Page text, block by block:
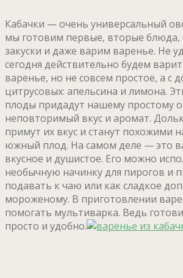
Кабачки — очень универсальный
мы готовим первые, вторые
закуски и даже варим варенье. Не
сегодня действительно будем
варенье, но не совсем простое, а с
цитрусовых: апельсина и лимона.
плоды придадут нашему простому
неповторимый вкус и аромат.
примут их вкус и станут похожими
южный плод. На самом деле — это
вкусное и душистое. Его можно
необычную начинку для пирогов и
подавать к чаю или как сладкое
мороженому. В приготовлении
помогать мультиварка. Ведь
просто и удобно.